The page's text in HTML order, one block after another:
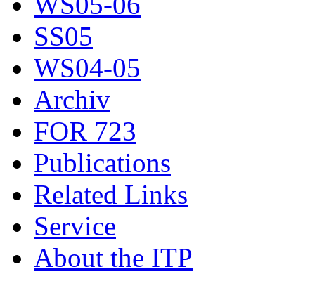
SS05
WS04-05
Archiv
FOR 723
Publications
Related Links
Service
About the ITP